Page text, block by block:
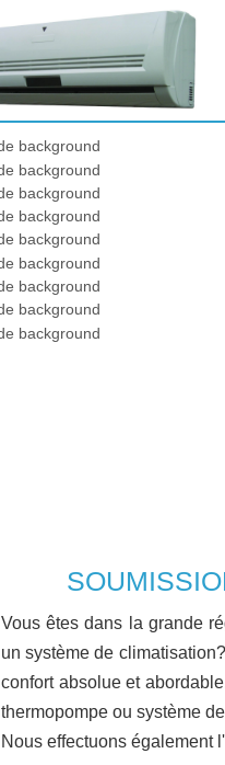
Vous êtes dans la grande
un système de climatisation?
confort absolue et
thermopompe ou système
Nous effectuons également